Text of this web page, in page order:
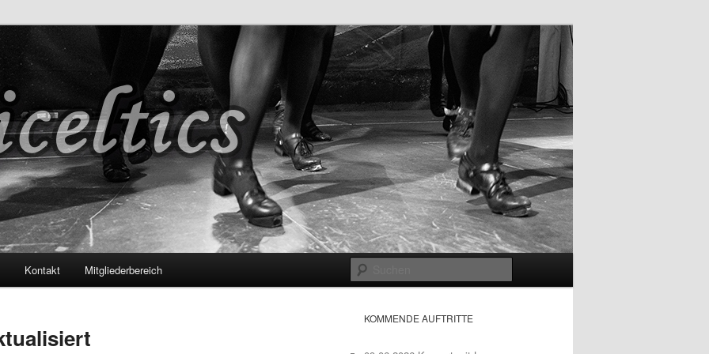
Kontakt Mitgliederbereich
KOMMENDE AUFTRITTE